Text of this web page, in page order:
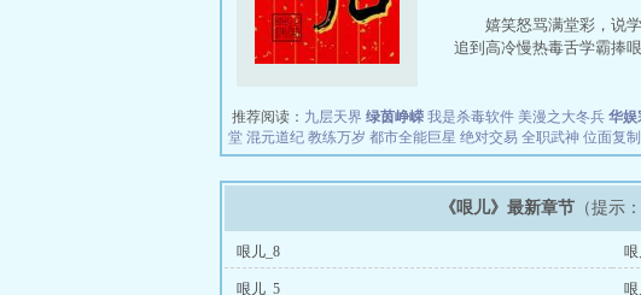
嬉笑怒骂满堂彩，说
追到高冷慢热毒舌学霸捧
推荐阅读： 九层天界 绿茵峥嵘 我是杀毒软件 美漫之大冬兵 华娱
堂 混元道纪 教练万岁 都市全能巨星 绝对交易 全职武神 位面复
《哏儿》最新章节 （提示
哏儿_8 哏
哏儿_5 哏